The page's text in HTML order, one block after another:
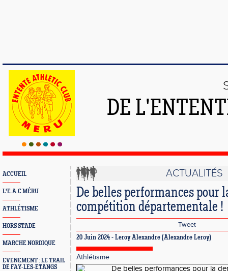
DE
ACCUEIL
L'E.A.C MÉRU
ATHLÉTISME
HORS STADE
MARCHE NORDIQUE
EVENEMENT : LE TRAIL
DE FAY-LES-ETANGS
ACTUALITÉS
De belles performances pour
compétition départementale !
Tweet
20 Juin 2024 - Leroy Alexandre (Alexandre Leroy)
Athlétisme